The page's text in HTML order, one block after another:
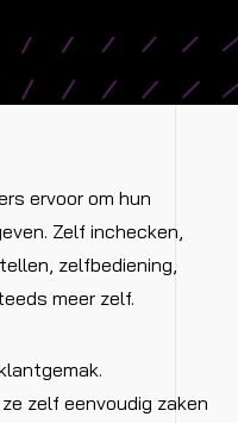
ervoor om hun
Zelf inchecken,
zelfbediening,
meer zelf.
zelf eenvoudig zaken